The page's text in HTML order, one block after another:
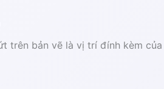
trên bản vẽ là vị trí đính kèm của